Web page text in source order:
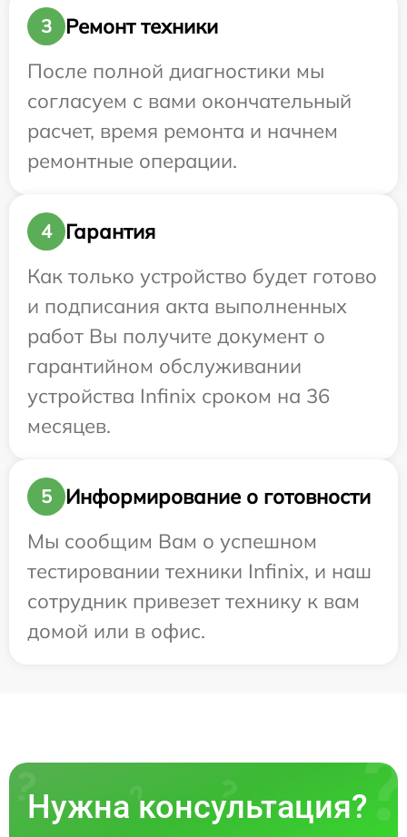
3
Ремонт техники
После полной диагностики мы
согласуем с вами окончательный
расчет, время ремонта и начнем
ремонтные операции.
4
Гарантия
Как только устройство будет готово
и подписания акта выполненных
работ Вы получите документ о
гарантийном обслуживании
устройства Infinix сроком на 36
месяцев.
5
Информирование о готовности
Мы сообщим Вам о успешном
тестировании техники Infinix, и наш
сотрудник привезет технику к вам
домой или в офис.
Нужна консультация?